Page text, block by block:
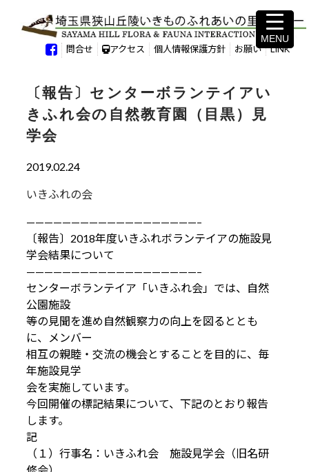
問合せ アクセス 個人情報保護方針 お願い LINK
〔報告〕センターボランテイアい
きふれ会の自然教育園（目黒）見
学会
2019.02.24
いきふれの会
———————————————————–
〔報告〕2018年度いきふれボランテイアの施設見
学会結果について
———————————————————–
センターボランテイア「いきふれ会」では、自然
公園施設
等の見聞を進め自然観察力の向上を図るととも
に、メンバー
相互の親睦・交流の機会とすることを目的に、毎
年施設見学
会を実施しています。
今回開催の標記結果について、下記のとおり報告
します。
記
（１）行事名：いきふれ会 施設見学会（旧名研
MENU
MENU